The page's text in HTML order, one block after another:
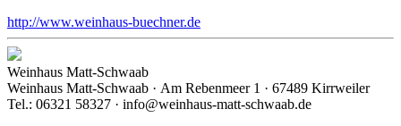
http://www.weinhaus-buechner.de
Weinhaus Matt-Schwaab
Weinhaus Matt-Schwaab · Am Rebenmeer 1 · 67489 Kirrweiler
Tel.: 06321 58327 · info@weinhaus-matt-schwaab.de